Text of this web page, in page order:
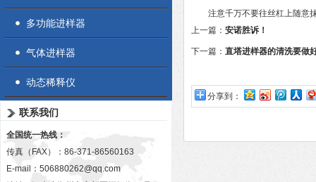
多功能进样器
气体进样器
动态稀释仪
联系我们
全国统一热线：
传真（FAX）：86-371-86560163
E-mail： 506880262@qq.com
注意千万不要往丝杠上随意抹
上一篇： 安诺胜诉！
下一篇： 直塔进样器的清洗要做
分享到：